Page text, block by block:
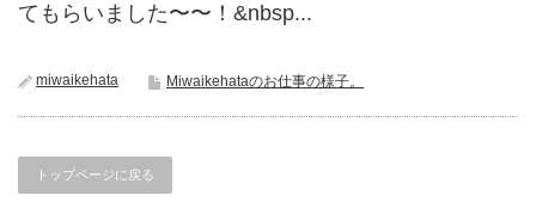
てもらいました〜〜！&nbsp...
miwaikehata Miwaikehataのお仕事の様子。
トップページに戻る